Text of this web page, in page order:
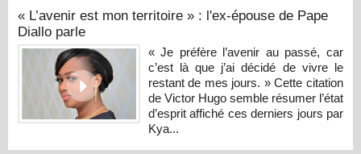
« L’avenir est mon territoire » : l'ex-épouse de Pape
Diallo parle
« Je préfère l’avenir au passé, car
c’est là que j’ai décidé de vivre le
restant de mes jours. » Cette citation
de Victor Hugo semble résumer l’état
d’esprit affiché ces derniers jours par
Kya...